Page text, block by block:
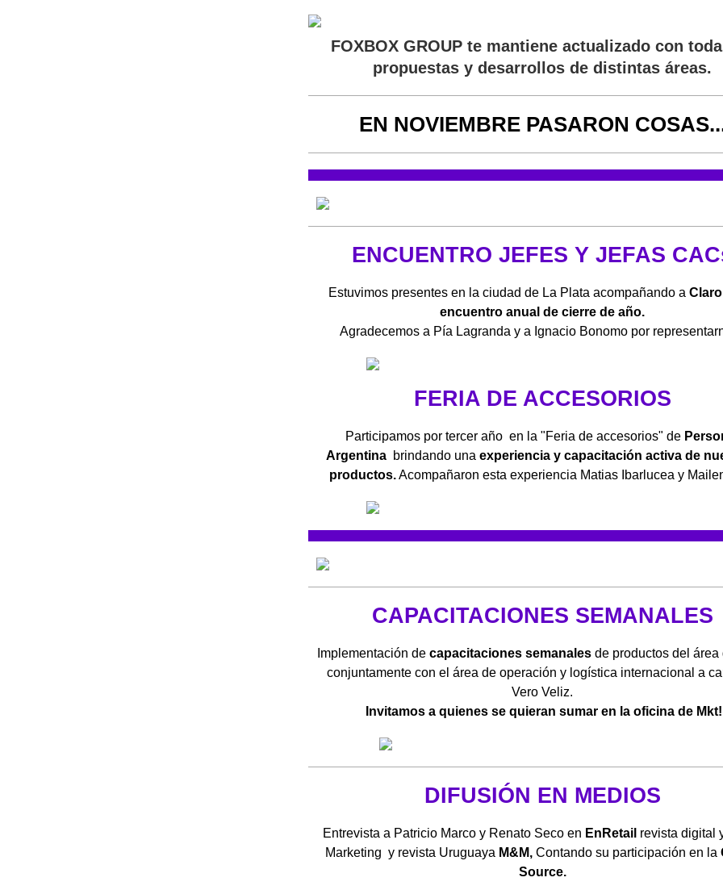
FOXBOX GROUP te mantiene actualizado con
propuestas y desarrollos de distintas áreas.
EN NOVIEMBRE PASARON
ENCUENTRO JEFES Y JEFAS
Estuvimos presentes en la ciudad de La Plata acompañando a Claro
encuentro anual de cierre de año.
Agradecemos a Pía Lagranda y a Ignacio Bonomo por
FERIA DE ACCESORIOS
Participamos por tercer año en la "Feria de accesorios" de
Argentina brindando una experiencia y capacitación activa de
productos.Acompañaron esta experiencia Matias Ibarlucea y
CAPACITACIONES SEMANALES
Implementación de capacitaciones semanales de productos del área
conjuntamente con el área de operación y logística internacional a
Vero Veliz.
nvitamos a quienes se quieran sumar en la oficina de Mkt!
DIFUSIÓN EN MEDIOS
Entrevista a Patricio Marco y Renato Seco en EnRetail revista digital
Marketing y revista Uruguaya M&M, Contando su participación en la
Source.